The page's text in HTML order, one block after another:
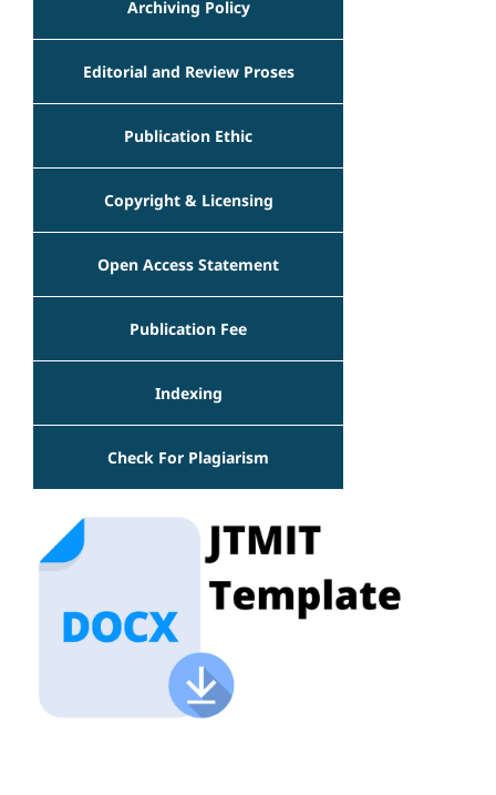
Archiving Policy
Editorial and Review Proses
Publication Ethic
Copyright & Licensing
Open Access Statement
Publication Fee
Indexing
Check For Plagiarism